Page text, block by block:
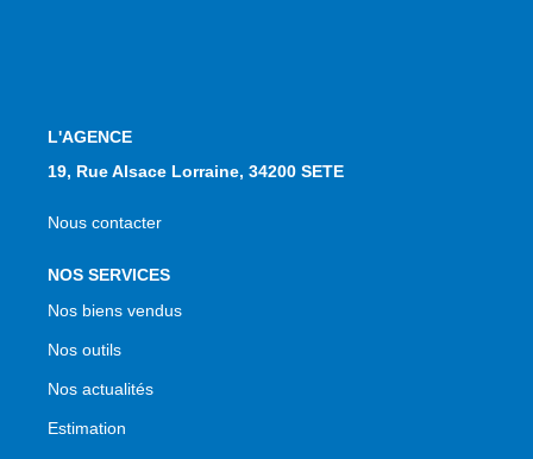
L'AGENCE
19, Rue Alsace Lorraine, 34200 SETE
Nous contacter
NOS SERVICES
Nos biens vendus
Nos outils
Nos actualités
Estimation